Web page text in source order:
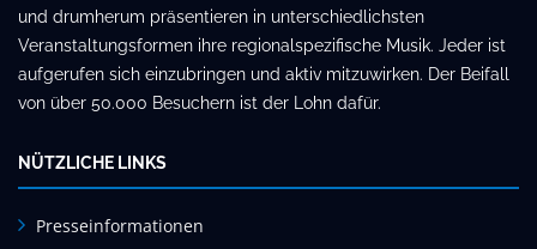
und drumherum präsentieren in unterschiedlichsten
Veranstaltungsformen ihre regionalspezifische Musik. Jeder ist
aufgerufen sich einzubringen und aktiv mitzuwirken. Der Beifall
von über 50.000 Besuchern ist der Lohn dafür.
NÜTZLICHE LINKS
Presseinformationen